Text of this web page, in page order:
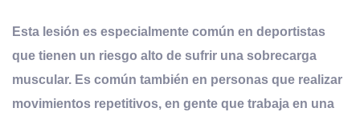
Esta lesión es especialmente común en deportistas
que tienen un riesgo alto de sufrir una sobrecarga
muscular. Es común también en personas que realizar
movimientos repetitivos, en gente que trabaja en una